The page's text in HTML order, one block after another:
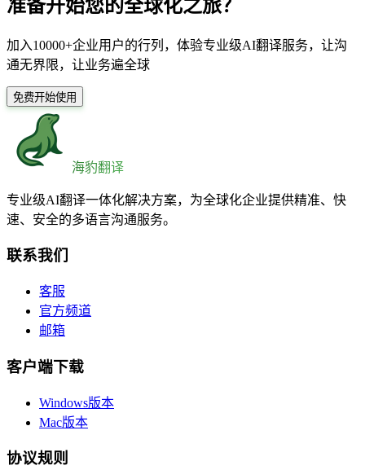
准备开始您的全球化之旅？
加入10000+企业用户的行列，体验专业级AI翻译服务，让沟
通无界限，让业务遍全球
免费开始使用
海豹翻译
专业级AI翻译一体化解决方案，为全球化企业提供精准、快
速、安全的多语言沟通服务。
联系我们
客服
官方频道
邮箱
客户端下载
Windows版本
Mac版本
协议规则